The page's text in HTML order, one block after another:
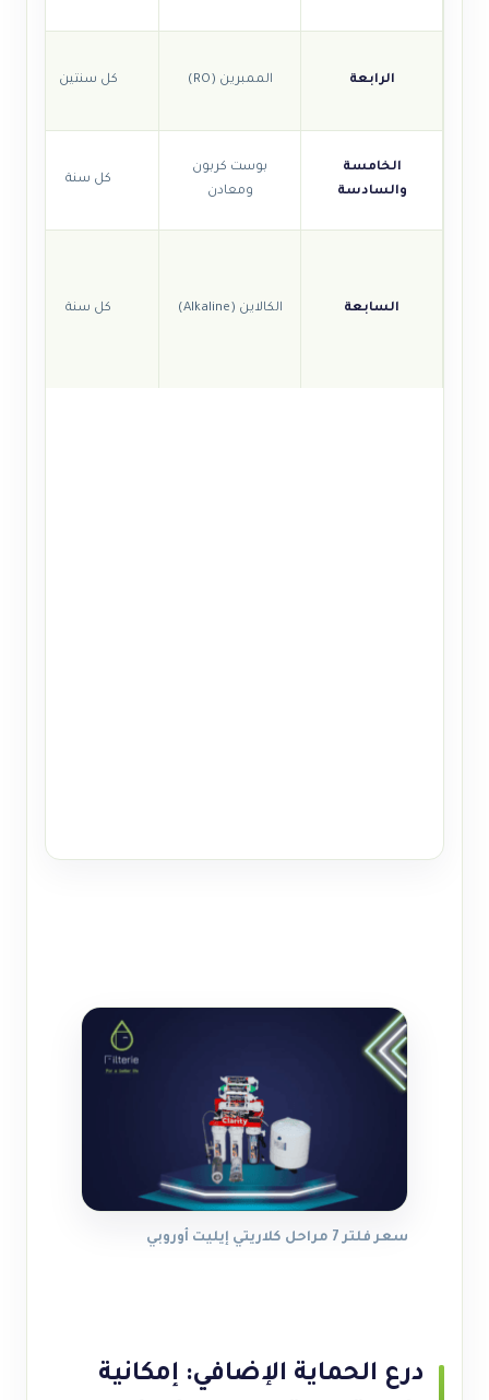
الرابعة الممبرين (RO) كل سنتين
الخامسة
والسادسة
بوست كربون
ومعادن
كل سنة
السابعة الكالاين (Alkaline) كل سنة
سعر فلتر 7 مراحل كلاريتي إيليت أوروبي
درع الحماية الإضافي: إمكانية